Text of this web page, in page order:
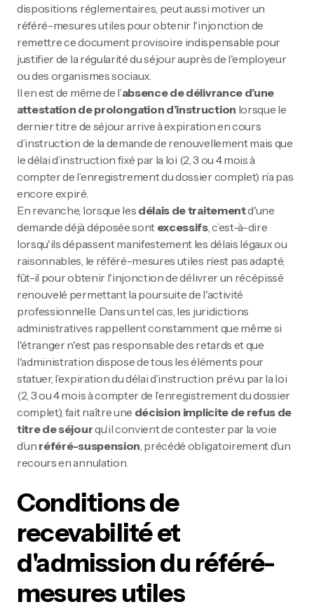
dispositions réglementaires, peut aussi motiver un
référé-mesures utiles pour obtenir l'injonction de
remettre ce document provisoire indispensable pour
justifier de la régularité du séjour auprès de l'employeur
ou des organismes sociaux.
Il en est de même de l’absence de délivrance d’une
attestation de prolongation d’instruction lorsque le
dernier titre de séjour arrive à expiration en cours
d’instruction de la demande de renouvellement mais que
le délai d’instruction fixé par la loi (2, 3 ou 4 mois à
compter de l’enregistrement du dossier complet) n’a pas
encore expiré.
En revanche, lorsque les délais de traitementd'une
demande déjà déposée sont excessifs, c’est-à-dire
lorsqu'ils dépassent manifestement les délais légaux ou
raisonnables, le référé-mesures utiles n’est pas adapté,
fût-il pour obtenir l'injonction de délivrer un récépissé
renouvelé permettant la poursuite de l'activité
professionnelle. Dans un tel cas, les juridictions
administratives rappellent constamment que même si
l'étranger n'est pas responsable des retards et que
l'administration dispose de tous les éléments pour
statuer, l’expiration du délai d’instruction prévu par la loi
(2, 3 ou 4 mois à compter de l’enregistrement du dossier
complet), fait naître une décision implicite de refus de
titre de séjourqu’il convient de contester par la voie
d’un référé-suspension, précédé obligatoirement d’un
recours en annulation.
Conditions de
recevabilité et
d'admission du référé-
mesures utiles